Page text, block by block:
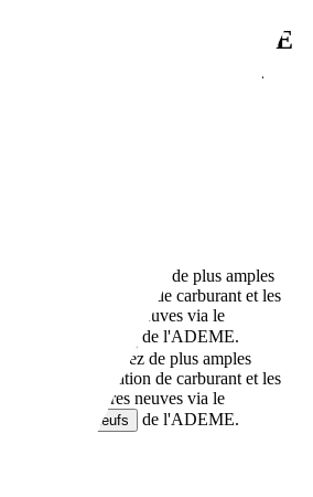
Stepway NOUVELLE
Extrême PHASE 2
Vous trouverez de plus amples
sur la consommation de carburant et les
CO2 des voitures neuves via le
de l'ADEME.
Vous trouverez de plus amples
sur la consommation de carburant et les
CO2 des voitures neuves via le
de véhicules neufs
de l'ADEME.